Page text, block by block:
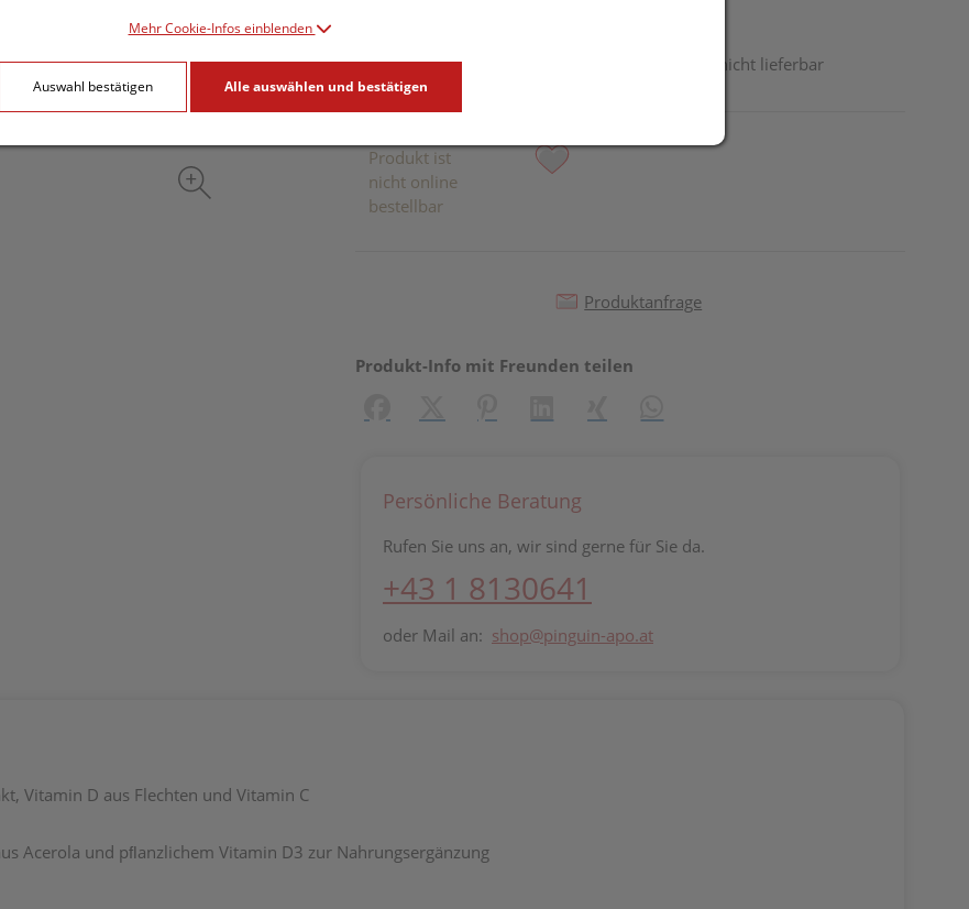
Dieses Produkt ist derzeit vom Hersteller nicht lieferbar
Produkt ist
nicht online
bestellbar
Produktanfrage
Produkt-Info mit Freunden teilen
Persönliche Beratung
Rufen Sie uns an, wir sind gerne für Sie da.
+43 1 8130641
oder Mail an: shop@pinguin-apo.at
Vitamin D aus Flechten und Vitamin C
Acerola und pﬂanzlichem Vitamin D3 zur Nahrungsergänzung
Mehr Cookie-Infos einblenden
Auswahl bestätigen Alle auswählen und bestätigen